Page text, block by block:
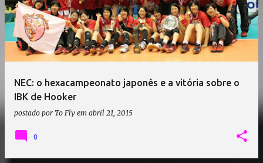
NEC: o hexacampeonato japonês e a vitória sobre o
IBK de Hooker
postado por To Fly em abril 21, 2015
0